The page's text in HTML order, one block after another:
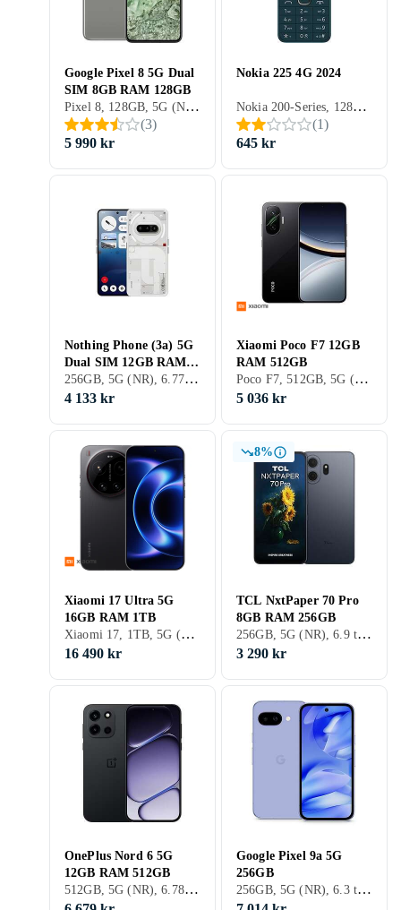
Google Pixel 8 5G Dual
SIM 8GB RAM 128GB
Pixel 8, 128GB, 5G (NR), 6.2 tum, 8GB, 2023
(3)
5 990 kr
Nokia 225 4G 2024
Nokia 200-Series, 128MB, 2.4 tum, 64MB, 2024
(1)
645 kr
Nothing Phone (3a) 5G
Dual SIM 12GB RAM
256GB
256GB, 5G (NR), 6.77 tum, 12GB, 2025
4 133 kr
Xiaomi Poco F7 12GB
RAM 512GB
Poco F7, 512GB, 5G (NR), 6.83 tum, 12GB, 2025
5 036 kr
Xiaomi 17 Ultra 5G
16GB RAM 1TB
Xiaomi 17, 1TB, 5G (NR), 6.9 tum, 16GB, 2026
16 490 kr
8%
TCL NxtPaper 70 Pro
8GB RAM 256GB
256GB, 5G (NR), 6.9 tum, 8GB, 2026
3 290 kr
OnePlus Nord 6 5G
12GB RAM 512GB
512GB, 5G (NR), 6.78 tum, 12GB
Google Pixel 9a 5G
256GB
256GB, 5G (NR), 6.3 tum, 8GB, 2025